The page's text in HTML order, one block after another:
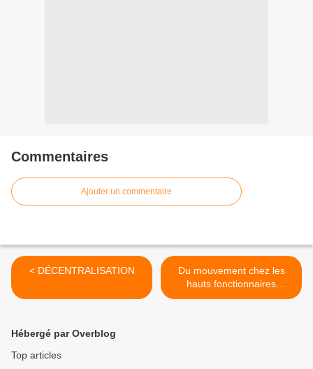
Commentaires
Ajouter un commentaire
< DÉCENTRALISATION
Du mouvement chez les
hauts fonctionnaires
d'Auvergne >
Hébergé par Overblog
Top articles